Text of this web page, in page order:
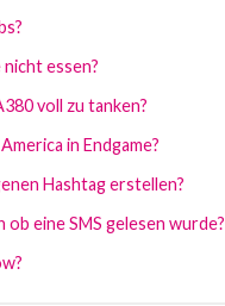
nicht essen?
voll zu tanken?
in Endgame?
Hashtag erstellen?
ob eine SMS gelesen wurde?